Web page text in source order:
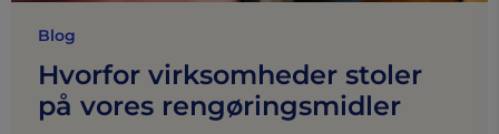
Blog
Hvorfor virksomheder stoler
på vores rengøringsmidler